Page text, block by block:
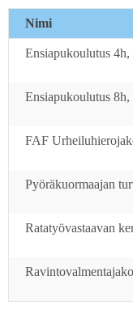
Nimi
Ensiapukoulutus
Ensiapukoulutus 8h,
FAF
Pyöräkuormaajan
Ratatyövastaavan